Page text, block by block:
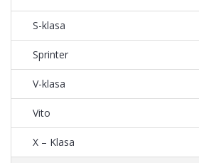
S-klasa
Sprinter
V-klasa
Vito
X – Klasa